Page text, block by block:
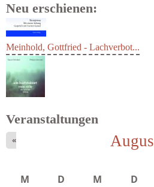
Neu erschienen:
Schnabel, Sigune und Philipp L´...
Veranstaltungen
«
M D M D